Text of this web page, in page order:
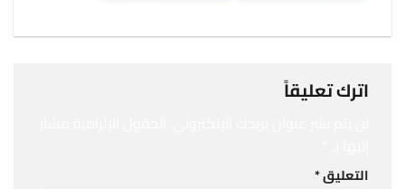
اترك تعليقاً
التعليق*